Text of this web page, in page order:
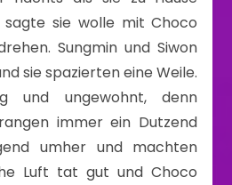
sie wolle mit Choco
Sungmin und Siwon
sie spazierten eine Weile.
und ungewohnt, denn
immer ein Dutzend
umher und machten
Luft tat gut und Choco